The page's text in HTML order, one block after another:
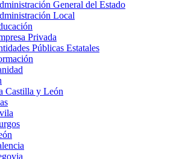
General del Estado
Local
Privada
Públicas Estatales
Castilla y León